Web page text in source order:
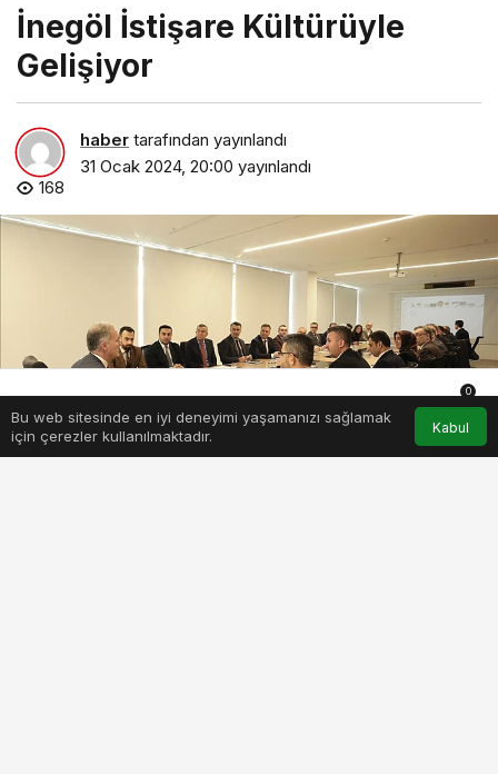
İnegöl İstişare Kültürüyle
Gelişiyor
haber tarafından yayınlandı
31 Ocak 2024, 20:00 yayınlandı
168
Bu web sitesinde en iyi deneyimi yaşamanızı sağlamak
için çerezler kullanılmaktadır.
Kabul
Anasayfa Akış Hesabım Bildirimler
0